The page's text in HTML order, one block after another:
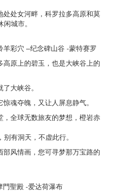
处女河畔，科罗拉多高原和莫
城市。
彩穴 –纪念碑山谷 -蒙特赛罗
原上的碧玉，也是大峡谷上的
大峡谷。
魂夺魄，又让人屏息静气。
全球无数旅友的梦想，橙岩赤
有洞天，不虚此行。
风情画，您可寻梦那万宝路的
聖殿 -爱达荷瀑布